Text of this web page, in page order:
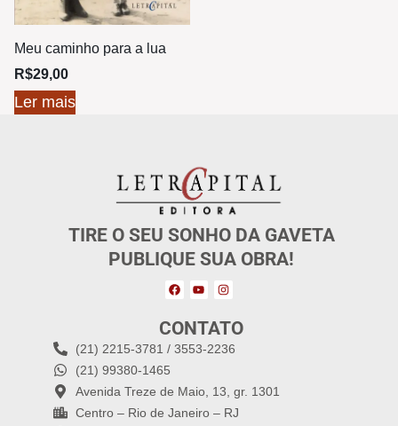
Meu caminho para a lua
R$29,00
Ler mais
TIRE O SEU SONHO DA GAVETA
PUBLIQUE SUA OBRA!
CONTATO
(21) 2215-3781 / 3553-2236
(21) 99380-1465
Avenida Treze de Maio, 13, gr. 1301
Centro – Rio de Janeiro – RJ